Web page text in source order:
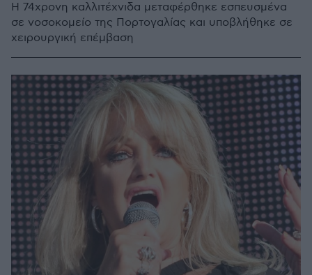
Η 74χρονη καλλιτέχνιδα μεταφέρθηκε εσπευσμένα
σε νοσοκομείο της Πορτογαλίας και υποβλήθηκε σε
χειρουργική επέμβαση